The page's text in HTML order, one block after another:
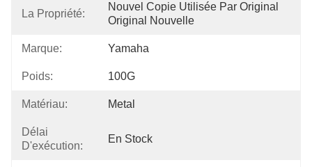
La Propriété:
Nouvel Copie Utilisée Par Original
Original Nouvelle
Marque: Yamaha
Poids: 100G
Matériau: Metal
Délai
D'exécution:
En Stock